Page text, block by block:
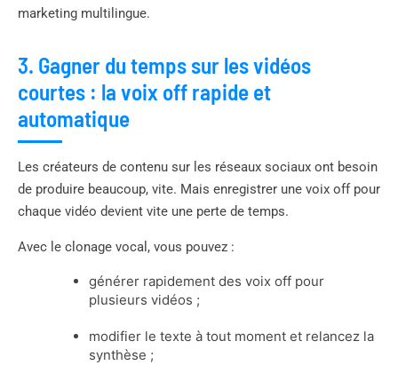
marketing multilingue.
3. Gagner du temps sur les vidéos
courtes : la voix off rapide et
automatique
Les créateurs de contenu sur les réseaux sociaux ont besoin
de produire beaucoup, vite. Mais enregistrer une voix off pour
chaque vidéo devient vite une perte de temps.
Avec le clonage vocal, vous pouvez :
générer rapidement des voix off pour
plusieurs vidéos ;
modifier le texte à tout moment et relancez la
synthèse ;